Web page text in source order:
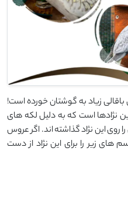
زیاد به گوشتان خورده است!
نژادها است که به دلیل لکه های
روی این نژاد گذاشته اند. اگر عروس
زیر را برای این نژاد از دست